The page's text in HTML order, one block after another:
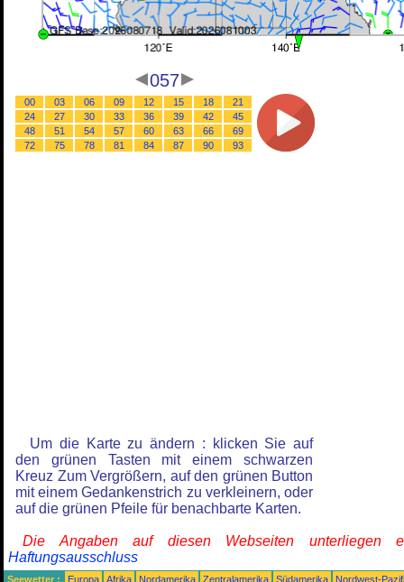
057
00 03 06 09 12 15 18
21
24
27 30 33 36 39 42
45
48
51 54 57 60 63 66
69
72
75 78 81 84 87 90 93
Um die Karte zu ändern : klicken Sie auf
den grünen Tasten mit einem schwarzen
Kreuz Zum Vergrößern, auf den grünen Button
mit einem Gedankenstrich zu verkleinern, oder
auf die grünen Pfeile für benachbarte Karten.
Die Angaben auf diesen Webseiten unterliegen
Haftungsausschluss
Seewetter : Europa Afrika Nordamerika Zentralamerika Südamerika
Nordwest-